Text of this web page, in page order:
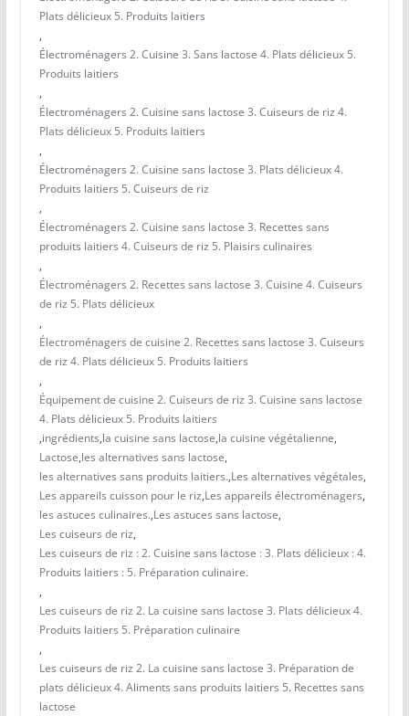
Plats délicieux 5. Produits laitiers
,
Électroménagers 2. Cuisine 3. Sans lactose 4. Plats délicieux 5.
Produits laitiers
,
Électroménagers 2. Cuisine sans lactose 3. Cuiseurs de riz 4.
Plats délicieux 5. Produits laitiers
,
Électroménagers 2. Cuisine sans lactose 3. Plats délicieux 4.
Produits laitiers 5. Cuiseurs de riz
,
Électroménagers 2. Cuisine sans lactose 3. Recettes sans
produits laitiers 4. Cuiseurs de riz 5. Plaisirs culinaires
,
Électroménagers 2. Recettes sans lactose 3. Cuisine 4. Cuiseurs
de riz 5. Plats délicieux
,
Électroménagers de cuisine 2. Recettes sans lactose 3. Cuiseurs
de riz 4. Plats délicieux 5. Produits laitiers
,
Équipement de cuisine 2. Cuiseurs de riz 3. Cuisine sans lactose
4. Plats délicieux 5. Produits laitiers
,ingrédients,la cuisine sans lactose,la cuisine végétalienne,
Lactose,les alternatives sans lactose,
les alternatives sans produits laitiers.,Les alternatives végétales,
Les appareils cuisson pour le riz,Les appareils électroménagers,
les astuces culinaires.,Les astuces sans lactose,
Les cuiseurs de riz,
Les cuiseurs de riz : 2. Cuisine sans lactose : 3. Plats délicieux : 4.
Produits laitiers : 5. Préparation culinaire.
,
Les cuiseurs de riz 2. La cuisine sans lactose 3. Plats délicieux 4.
Produits laitiers 5. Préparation culinaire
,
Les cuiseurs de riz 2. La cuisine sans lactose 3. Préparation de
plats délicieux 4. Aliments sans produits laitiers 5. Recettes sans
lactose